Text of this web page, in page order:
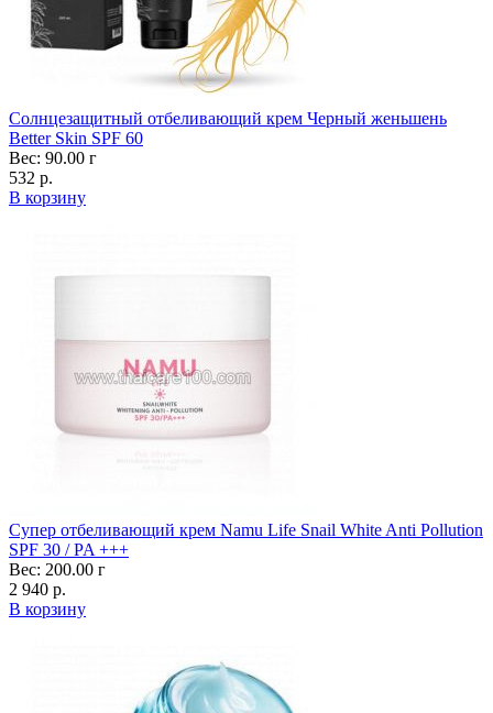
Солнцезащитный отбеливающий крем Черный женьшень
Better Skin SPF 60
Вес: 90.00 г
532 р.
В корзину
Супер отбеливающий крем Namu Life Snail White Anti Pollution
SPF 30 / PA +++
Вес: 200.00 г
2 940 р.
В корзину